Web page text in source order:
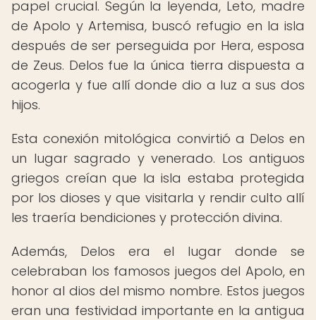
papel crucial. Según la leyenda, Leto, madre
de Apolo y Artemisa, buscó refugio en la isla
después de ser perseguida por Hera, esposa
de Zeus. Delos fue la única tierra dispuesta a
acogerla y fue allí donde dio a luz a sus dos
hijos.
Esta conexión mitológica convirtió a Delos en
un lugar sagrado y venerado. Los antiguos
griegos creían que la isla estaba protegida
por los dioses y que visitarla y rendir culto allí
les traería bendiciones y protección divina.
Además, Delos era el lugar donde se
celebraban los famosos juegos del Apolo, en
honor al dios del mismo nombre. Estos juegos
eran una festividad importante en la antigua